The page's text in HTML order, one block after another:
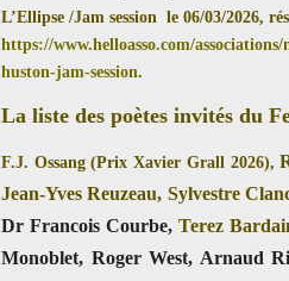
L’Ellipse /Jam session le 06/03/2026,
https://www.helloasso.com/
huston-jam-session.
La liste des poètes invités du
F.J. Ossang (Prix Xavier Grall 2026),
Jean-Yves Reuzeau, Sylvestre
Dr Francois Courbe, Terez
Monoblet, Roger West, Arnaud